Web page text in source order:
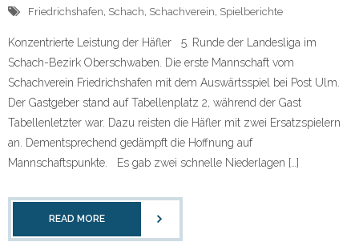
Friedrichshafen, Schach, Schachverein, Spielberichte
Konzentrierte Leistung der Häfler 5. Runde der Landesliga im
Schach-Bezirk Oberschwaben. Die erste Mannschaft vom
Schachverein Friedrichshafen mit dem Auswärtsspiel bei Post Ulm.
Der Gastgeber stand auf Tabellenplatz 2, während der Gast
Tabellenletzter war. Dazu reisten die Häfler mit zwei Ersatzspielern
an. Dementsprechend gedämpft die Hoffnung auf
Mannschaftspunkte. Es gab zwei schnelle Niederlagen […]
READ MORE